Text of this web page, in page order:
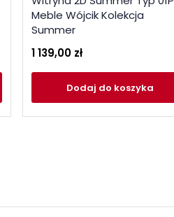
Meble Wójcik Kolekcja
Summer
1 139,00 zł
Dodaj do koszyka